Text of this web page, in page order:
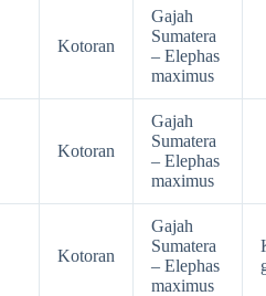
Kotoran
Gajah
Sumatera
– Elephas
maximus
Kotoran
Gajah
Sumatera
– Elephas
maximus
Kotoran
Gajah
Sumatera
– Elephas
maximus